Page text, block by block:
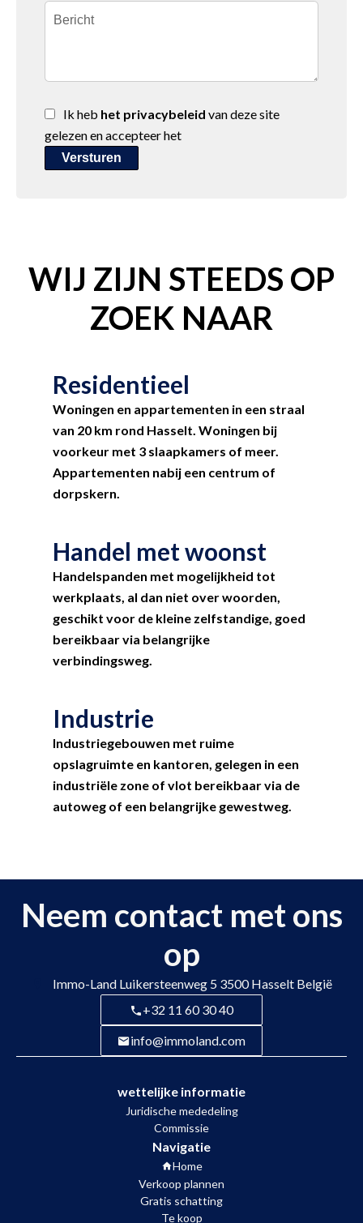
Ik heb het privacybeleid van deze site
gelezen en accepteer het
Versturen
WIJ ZIJN STEEDS OP
ZOEK NAAR
Residentieel
Woningen en appartementen in een straal
van 20 km rond Hasselt. Woningen bij
voorkeur met 3 slaapkamers of meer.
Appartementen nabij een centrum of
dorpskern.
Handel met woonst
Handelspanden met mogelijkheid tot
werkplaats, al dan niet over woorden,
geschikt voor de kleine zelfstandige, goed
bereikbaar via belangrijke
verbindingsweg.
Industrie
Industriegebouwen met ruime
opslagruimte en kantoren, gelegen in een
industriële zone of vlot bereikbaar via de
autoweg of een belangrijke gewestweg.
Neem contact met ons
op
Immo-LandLuikersteenweg 5 3500Hasselt België
+32 11 60 30 40
info@immoland.com
wettelijke informatie
Juridische mededeling
Commissie
Navigatie
Home
Verkoop plannen
Gratis schatting
Te koop